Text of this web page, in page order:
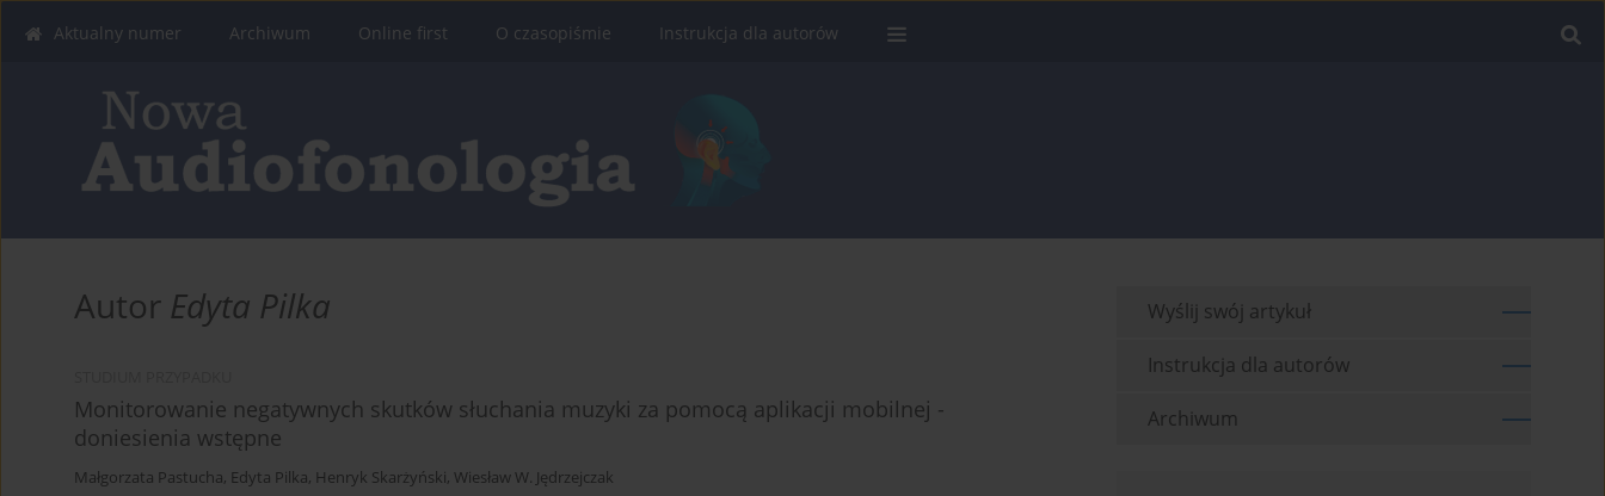
Aktualny numer Archiwum Online first O czasopiśmie Instrukcja dla autorów
Autor Edyta Pilka
Monitorowanie negatywnych skutków słuchania muzyki za pomocą aplikacji mobilnej -
doniesienia wstępne
Małgorzata Pastucha, Edyta Pilka, Henryk Skarżyński, Wiesław W. Jędrzejczak
Wyślij swój artykuł
Instrukcja dla autorów
Archiwum